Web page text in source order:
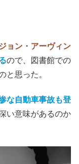
ョン・アーヴィン
ので、図書館での
と思った。
な自動車事故も登
い意味があるのか